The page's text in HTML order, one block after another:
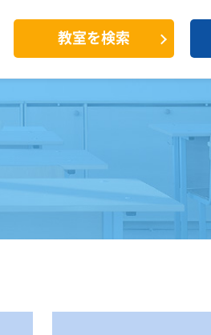
教室を検索